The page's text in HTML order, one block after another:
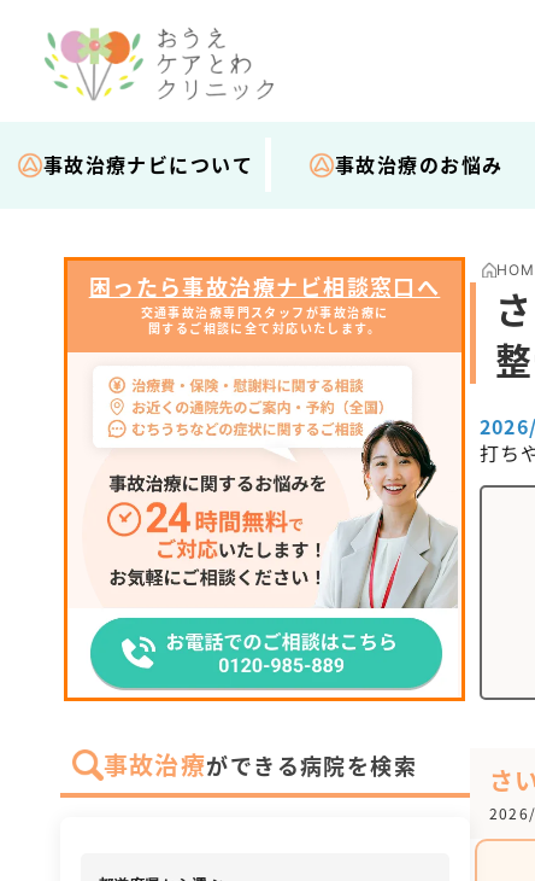
事故治療ナビについて 事故治療のお悩み
打ち
さ
困ったら事故治療ナビ相談窓口へ
交通事故治療専門スタッフが事故治療に
関するご相談に全て対応いたします。
事故治療ができる病院を検索